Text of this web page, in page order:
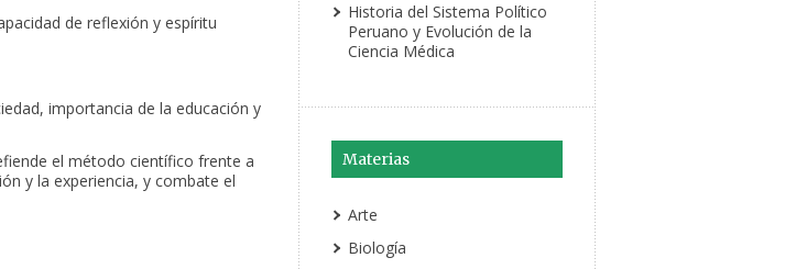
de reflexión y espíritu
importancia de la educación y
el método científico frente a
y la experiencia, y combate el
Historia del Sistema Político
Peruano y Evolución de la
Ciencia Médica
Materias
Arte
Biología